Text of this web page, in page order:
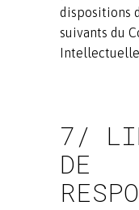
dispositions
suivants du
7/
DE